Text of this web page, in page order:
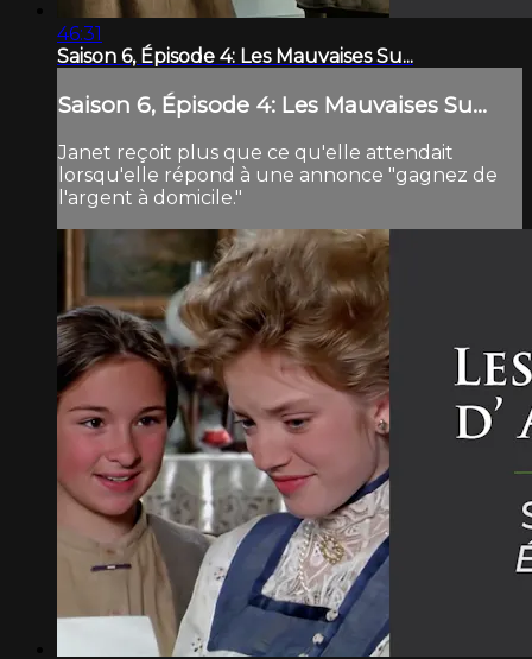
46:31
Saison 6, Épisode 4: Les Mauvaises Su...
Saison 6, Épisode 4: Les Mauvaises Su...
Janet reçoit plus que ce qu'elle attendait
lorsqu'elle répond à une annonce "gagnez de
l'argent à domicile."